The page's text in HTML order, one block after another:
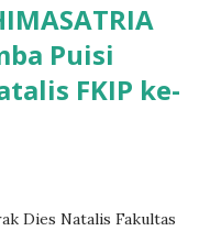
Puisi
FKIP ke-
Dies Natalis Fakultas